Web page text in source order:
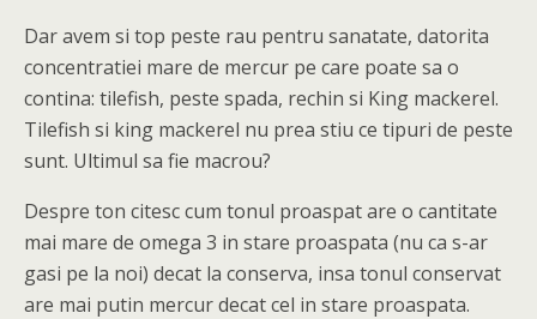
Dar avem si top peste rau pentru sanatate, datorita
concentratiei mare de mercur pe care poate sa o
contina: tilefish, peste spada, rechin si King mackerel.
Tilefish si king mackerel nu prea stiu ce tipuri de peste
sunt. Ultimul sa fie macrou?
Despre ton citesc cum tonul proaspat are o cantitate
mai mare de omega 3 in stare proaspata (nu ca s-ar
gasi pe la noi) decat la conserva, insa tonul conservat
are mai putin mercur decat cel in stare proaspata.